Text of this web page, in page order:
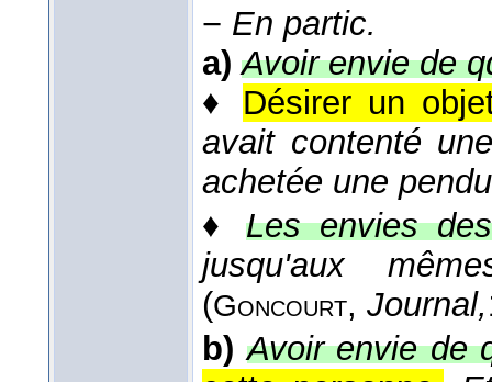
− En partic.
a) Avoir envie de
♦ Désirer un
avait contenté
achetée une
♦Les envies
jusqu'aux
(Goncourt, Journal,
b) Avoir envie de